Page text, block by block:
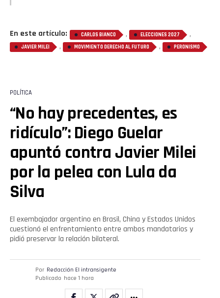
En este artículo: CARLOS BIANCO , ELECCIONES 2027 ,
JAVIER MILEI , MOVIMIENTO DERECHO AL FUTURO , PERONISMO
POLÍTICA
“No hay precedentes, es
ridículo”: Diego Guelar
apuntó contra Javier Milei
por la pelea con Lula da
Silva
El exembajador argentino en Brasil, China y Estados Unidos
cuestionó el enfrentamiento entre ambos mandatarios y
pidió preservar la relación bilateral.
Por Redacción El intransigente
Publicado hace 1 hora